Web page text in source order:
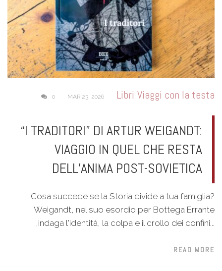
Libri, Viaggi con la testa
MAR 23, 2026
0
“I TRADITORI” DI ARTUR WEIGANDT:
VIAGGIO IN QUEL CHE RESTA
DELL’ANIMA POST-SOVIETICA
Cosa succede se la Storia divide a tua famiglia?
Weigandt, nel suo esordio per Bottega Errante
,indaga l'identità, la colpa e il crollo dei confini...
READ MORE